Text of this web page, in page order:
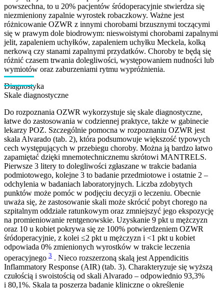
powszechna, to u 20% pacjentów śródoperacyjnie stwierdza się
niezmieniony zapalnie wyrostek robaczkowy. Ważne jest
różnicowanie OZWR z innymi chorobami brzusznymi toczącymi
się w prawym dole biodrowym: nieswoistymi chorobami zapalnymi
jelit, zapaleniem uchyłków, zapaleniem uchyłku Meckela, kolką
nerkową czy stanami zapalnymi przydatków. Choroby te będą się
różnić czasem trwania dolegliwości, występowaniem nudności lub
wymiotów oraz zaburzeniami rytmu wypróżnienia.
Diagnostyka
Skale diagnostyczne
Do rozpoznania OZWR wykorzystuje się skale diagnostyczne,
łatwe do zastosowania w codziennej praktyce, także w gabinecie
lekarzy POZ. Szczególnie pomocna w rozpoznaniu OZWR jest
skala Alvarado (tab. 2), która podsumowuje większość typowych
cech występujących w przebiegu choroby. Można ją bardzo łatwo
zapamiętać dzięki mnemotechnicznemu skrótowi MANTRELS.
Pierwsze 3 litery to dolegliwości zgłaszane w trakcie badania
podmiotowego, kolejne 3 to badanie przedmiotowe i ostatnie 2 –
odchylenia w badaniach laboratoryjnych. Liczba zdobytych
punktów może pomóc w podjęciu decyzji o leczeniu. Obecnie
uważa się, że zastosowanie skali może skrócić pobyt chorego na
szpitalnym oddziale ratunkowym oraz zmniejszyć jego ekspozycję
na promieniowanie rentgenowskie. Uzyskanie 9 pkt u mężczyzn
oraz 10 u kobiet pokrywa się ze 100% potwierdzeniem OZWR
śródoperacyjnie, z kolei ≤2 pkt u mężczyzn i <1 pkt u kobiet
odpowiada 0% zmienionych wyrostków w trakcie leczenia
operacyjnego 3 . Nieco rozszerzoną skalą jest Appendicitis
Inflammatory Response (AIR) (tab. 3). Charakteryzuje się wyższą
czułością i swoistością od skali Alvarado – odpowiednio 93,3%
i 80,1%. Skala ta poszerza badanie kliniczne o określenie